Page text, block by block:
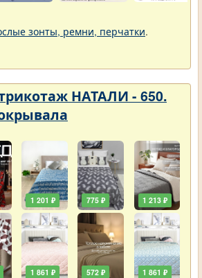
зонты, ремни, перчатки.
НАТАЛИ - 650.
1 201 ₽
1 861 ₽
775 ₽
572 ₽
1 213 ₽
1 861 ₽